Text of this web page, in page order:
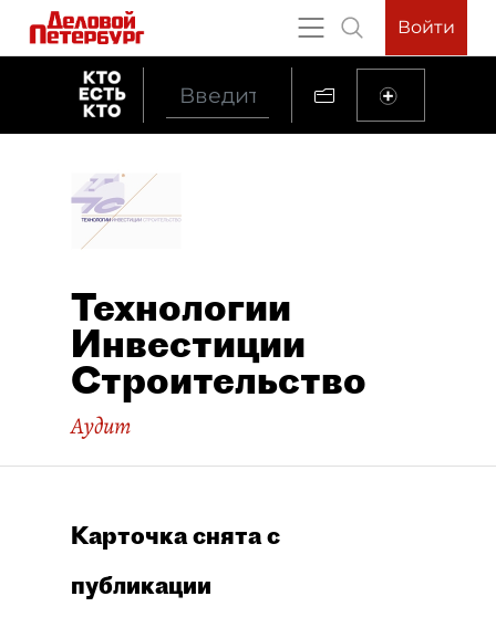
Войти
Технологии
Инвестиции
Строительство
Аудит
Карточка снята с
публикации